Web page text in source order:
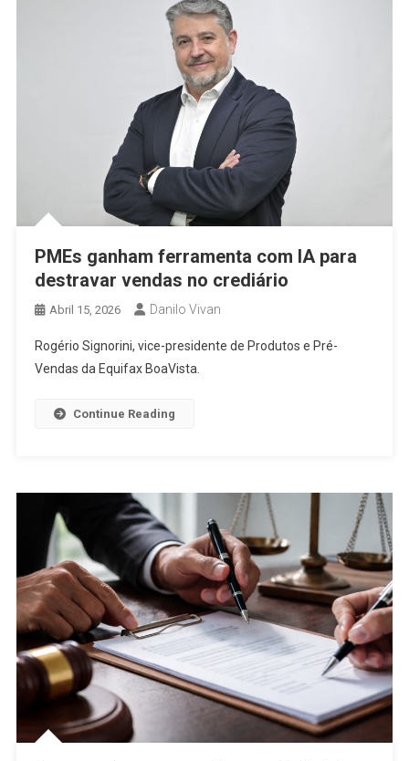
PMEs ganham ferramenta com IA para
destravar vendas no crediário
Abril 15, 2026 Danilo Vivan
Rogério Signorini, vice-presidente de Produtos e Pré-
Vendas da Equifax BoaVista.
Continue Reading